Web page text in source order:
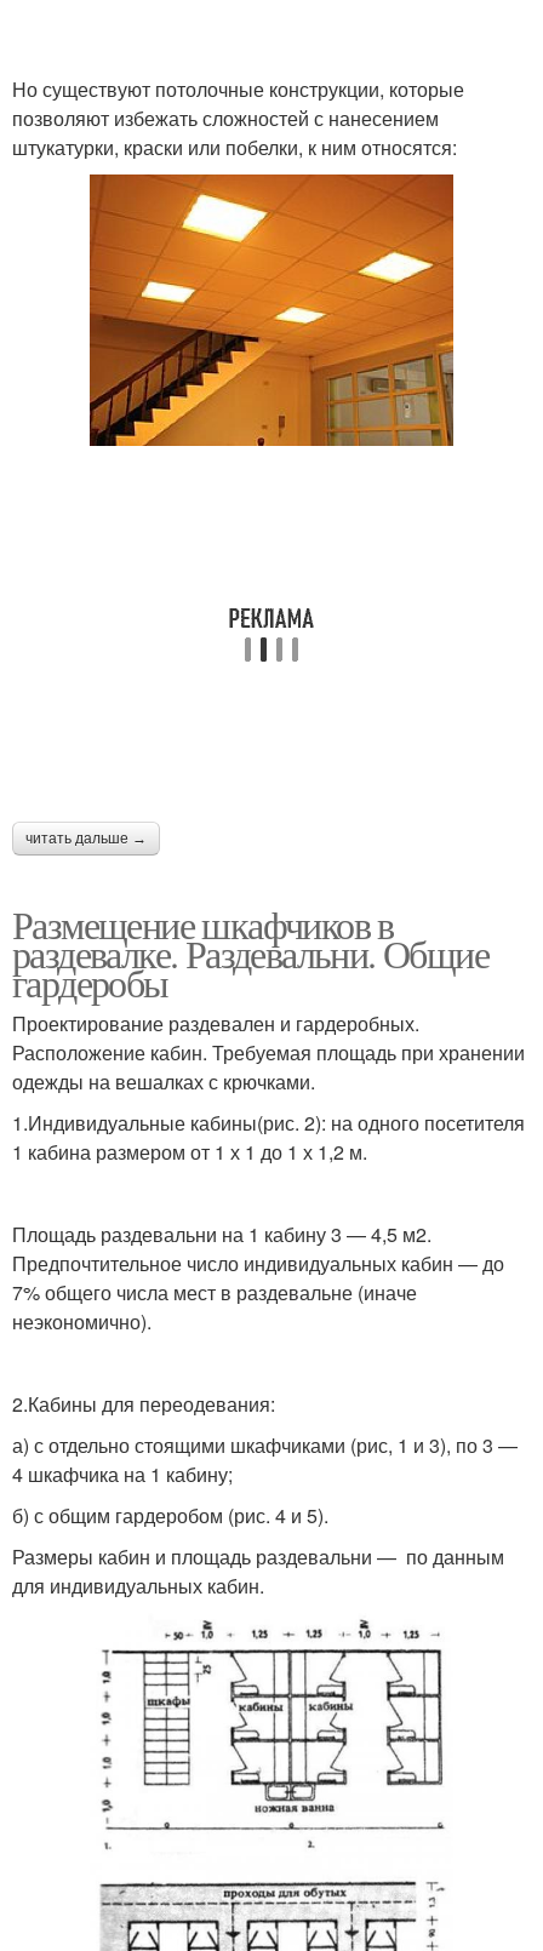
Но существуют потолочные конструкции, которые
позволяют избежать сложностей с нанесением
штукатурки, краски или побелки, к ним относятся:
читать дальше →
Размещение шкафчиков в
раздевалке. Раздевальни. Общие
гардеробы
Проектирование раздевален и гардеробных.
Расположение кабин. Требуемая площадь при хранении
одежды на вешалках с крючками.
1.Индивидуальные кабины(рис. 2): на одного посетителя
1 кабина размером от 1 х 1 до 1 х 1,2 м.
Площадь раздевальни на 1 кабину 3 — 4,5 м2.
Предпочтительное число индивидуальных кабин — до
7% общего числа мест в раздевальне (иначе
неэкономично).
2.Кабины для переодевания:
а) с отдельно стоящими шкафчиками (рис, 1 и 3), по 3 —
4 шкафчика на 1 кабину;
б) с общим гардеробом (рис. 4 и 5).
Размеры кабин и площадь раздевальни — по данным
для индивидуальных кабин.